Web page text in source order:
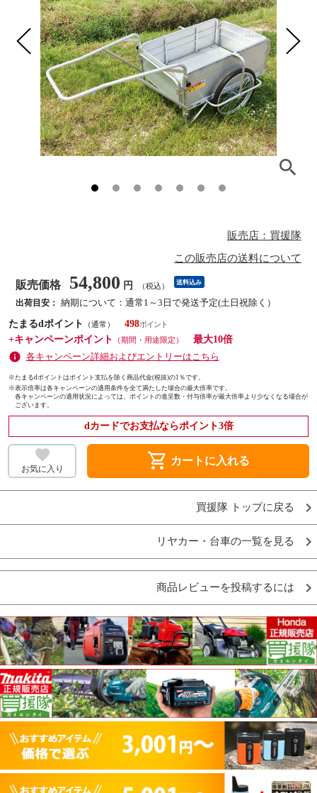
販売店：買援隊
この販売店の送料について
販売価格 54,800 円 （税込） 送料込み
出荷目安： 納期について：通常1～3日で発送予定(土日祝除く）
たまるdポイント
（通常）
498
+キャンペーンポイント
（期間・用途限定）
最大10倍
各キャンペーン詳細およびエントリーはこちら
※たまるdポイントはポイント支払を除く商品代金(税抜)の1％です。
※表示倍率は各キャンペーンの適用条件を全て満たした場合の最大倍率です。
各キャンペーンの適用状況によっては、ポイントの進呈数・付与倍率が最大倍率より少なくなる場合が
ございます。
dカードでお支払ならポイント3倍
お気に入り shopping_cart カートに入れる
買援隊 トップに戻る
リヤカー・台車の一覧を見る
商品レビューを投稿するには